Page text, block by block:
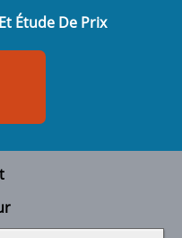
Étude De Prix